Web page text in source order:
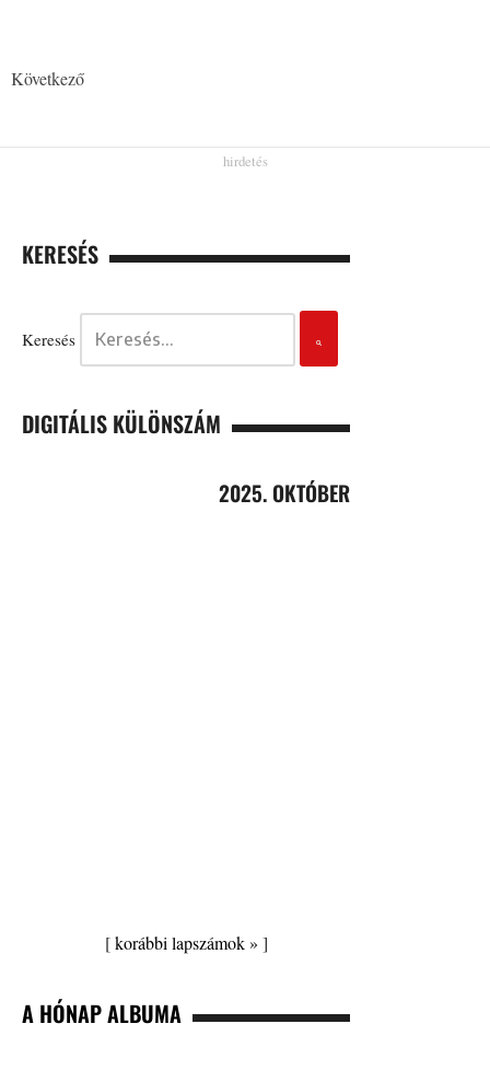
Következő
KERESÉS
Keresés
DIGITÁLIS KÜLÖNSZÁM
2025. OKTÓBER
[korábbi lapszámok » ]
A HÓNAP ALBUMA